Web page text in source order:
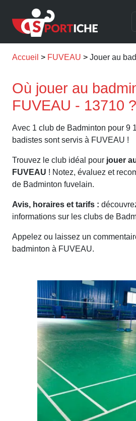
Accueil FUVEAU Jouer au
Où jouer au
FUVEAU - 13710 ?
Avec 1 club de Badminton pour 9
badistes sont servis à FUVEAU !
Trouvez le club idéal pour jouer
FUVEAU ! Notez, évaluez et
de Badminton fuvelain.
Avis, horaires et tarifs :
informations sur les clubs de
Appelez ou laissez un
badminton à FUVEAU.